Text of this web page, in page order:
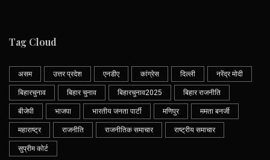
Tag Cloud
असम उत्तर प्रदेश एनडीए कांग्रेस दिल्ली नरेंद्र मोदी
बिहारचुनाव बिहार चुनाव बिहारचुनाव2025 बिहार राजनीति
बीजेपी भाजपा भारतीय जनता पार्टी मणिपुर ममता बनर्जी
महाराष्ट्र राजनीति राजनीतिक समाचार राष्ट्रीय समाचार
सुप्रीम कोर्ट